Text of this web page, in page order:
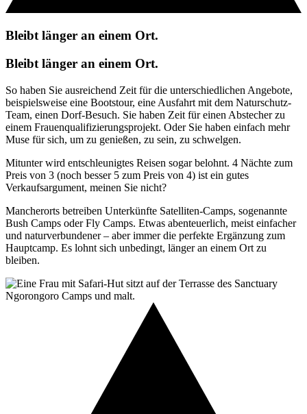
Bleibt länger an einem Ort.
Bleibt länger an einem Ort.
So haben Sie ausreichend Zeit für die unterschiedlichen Angebote,
beispielsweise eine Bootstour, eine Ausfahrt mit dem Naturschutz-
Team, einen Dorf-Besuch. Sie haben Zeit für einen Abstecher zu
einem Frauenqualifizierungsprojekt. Oder Sie haben einfach mehr
Muse für sich, um zu genießen, zu sein, zu schwelgen.
Mitunter wird entschleunigtes Reisen sogar belohnt. 4 Nächte zum
Preis von 3 (noch besser 5 zum Preis von 4) ist ein gutes
Verkaufsargument, meinen Sie nicht?
Mancherorts betreiben Unterkünfte Satelliten-Camps, sogenannte
Bush Camps oder Fly Camps. Etwas abenteuerlich, meist einfacher
und naturverbundener – aber immer die perfekte Ergänzung zum
Hauptcamp. Es lohnt sich unbedingt, länger an einem Ort zu
bleiben.